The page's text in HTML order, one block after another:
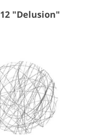
"Delusion"